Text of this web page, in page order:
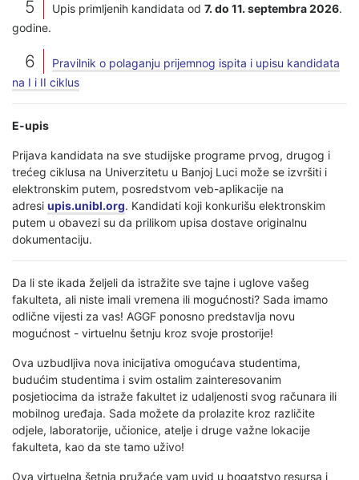
Upis primljenih kandidata od 7. do 11. septembra 2026.
godine.
Pravilnik o polaganju prijemnog ispita i upisu kandidata
na I i II ciklus
E-upis
Prijava kandidata na sve studijske programe prvog, drugog i
trećeg ciklusa na Univerzitetu u Banjoj Luci može se izvršiti i
elektronskim putem, posredstvom veb-aplikacije na
adresi upis.unibl.org. Kandidati koji konkurišu elektronskim
putem u obavezi su da prilikom upisa dostave originalnu
dokumentaciju.
Da li ste ikada željeli da istražite sve tajne i uglove vašeg
fakulteta, ali niste imali vremena ili mogućnosti? Sada imamo
odlične vijesti za vas! AGGF ponosno predstavlja novu
mogućnost - virtuelnu šetnju kroz svoje prostorije!
Ova uzbudljiva nova inicijativa omogućava studentima,
budućim studentima i svim ostalim zainteresovanim
posjetiocima da istraže fakultet iz udaljenosti svog računara ili
mobilnog uređaja. Sada možete da prolazite kroz različite
odjele, laboratorije, učionice, atelje i druge važne lokacije
fakulteta, kao da ste tamo uživo!
Ova virtuelna šetnja pružaće vam uvid u bogatstvo resursa i